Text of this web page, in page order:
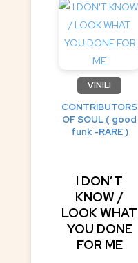
VINILI
CONTRIBUTORS
OF SOUL ( good
funk -RARE )
I DON’T
KNOW /
LOOK WHAT
YOU DONE
FOR ME